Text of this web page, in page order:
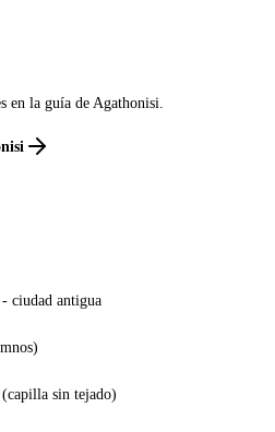
en la guía de Agathonisi.
ciudad antigua
sin tejado)